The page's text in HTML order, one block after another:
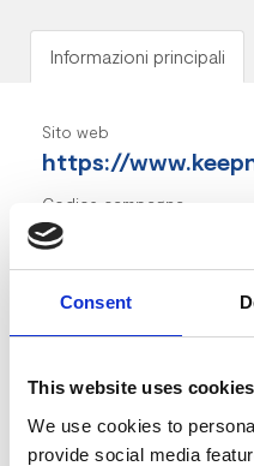
Consent
This website uses cookies
We use cookies to
provide social media
Informazioni principali
Sito web
https://
Codice campagna
200240003
Tipologia Società
Startup
Si (15.000,00€)
Benefici fiscali
30%